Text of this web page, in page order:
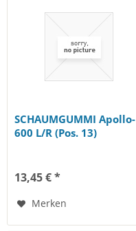
SCHAUMGUMMI Apollo-
600 L/R (Pos. 13)
13,45 € *
Merken